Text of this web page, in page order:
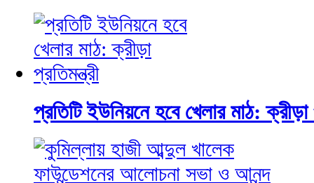
প্রতিটি ইউনিয়নে হবে খেলার মাঠ: ক্রীড়া